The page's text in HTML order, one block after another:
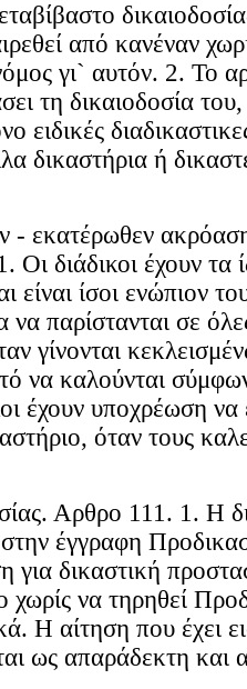
από κανέναν
γι` αυτόν. 2. Το
τη δικαιοδοσία
ειδικές
δικαστήρια ή
- εκατέρωθεν
διάδικοι έχουν τα
είναι ίσοι ενώπιον
να παρίστανται σε
γίνονται
να καλούνται
έχουν υποχρέωση να
όταν τους
Αρθρο 111. 1. Η
στην έγγραφη
για δικαστική
χωρίς να τηρηθεί
Η αίτηση που έχει
ως απαράδεκτη και